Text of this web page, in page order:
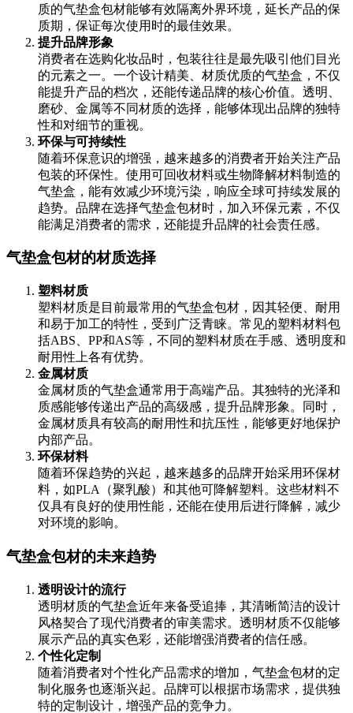
质的气垫盒包材能够有效隔离外界环境，延长产品的保
质期，保证每次使用时的最佳效果。
提升品牌形象
消费者在选购化妆品时，包装往往是最先吸引他们目光
的元素之一。一个设计精美、材质优质的气垫盒，不仅
能提升产品的档次，还能传递品牌的核心价值。透明、
磨砂、金属等不同材质的选择，能够体现出品牌的独特
性和对细节的重视。
环保与可持续性
随着环保意识的增强，越来越多的消费者开始关注产品
包装的环保性。使用可回收材料或生物降解材料制造的
气垫盒，能有效减少环境污染，响应全球可持续发展的
趋势。品牌在选择气垫盒包材时，加入环保元素，不仅
能满足消费者的需求，还能提升品牌的社会责任感。
气垫盒包材的材质选择
塑料材质
塑料材质是目前最常用的气垫盒包材，因其轻便、耐用
和易于加工的特性，受到广泛青睐。常见的塑料材料包
括ABS、PP和AS等，不同的塑料材质在手感、透明度和
耐用性上各有优势。
金属材质
金属材质的气垫盒通常用于高端产品。其独特的光泽和
质感能够传递出产品的高级感，提升品牌形象。同时，
金属材质具有较高的耐用性和抗压性，能够更好地保护
内部产品。
环保材料
随着环保趋势的兴起，越来越多的品牌开始采用环保材
料，如PLA（聚乳酸）和其他可降解塑料。这些材料不
仅具有良好的使用性能，还能在使用后进行降解，减少
对环境的影响。
气垫盒包材的未来趋势
透明设计的流行
透明材质的气垫盒近年来备受追捧，其清晰简洁的设计
风格契合了现代消费者的审美需求。透明材质不仅能够
展示产品的真实色彩，还能增强消费者的信任感。
个性化定制
随着消费者对个性化产品需求的增加，气垫盒包材的定
制化服务也逐渐兴起。品牌可以根据市场需求，提供独
特的定制设计，增强产品的竞争力。